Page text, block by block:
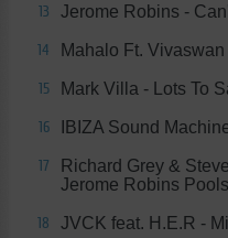
13 Jerome Robins -
14 Mahalo Ft.
15 Mark Villa - Lots To
16 IBIZA Sound
17
Richard Grey &
Jerome Robins
18 JVCK feat. H.E.R -